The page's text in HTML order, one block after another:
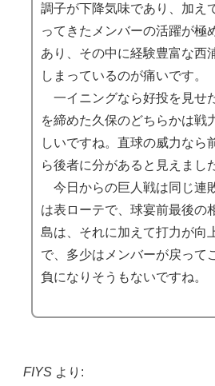
調子が下降気味であり、加え
ってきたメンバーの活躍が極
あり、その中に経験豊富な西
しまっているのが痛いです。
一イニングなら好投を見せ
を締めた久保のどちらかは戦
しいですね。直球の威力なら
ら後者に分があると見えまし
今日からの巨人戦は同じ連
は表ローテで、球宴前最後の
島は、それに加えて打力が向
で、多少はメンバーが戻って
負になりそうもないですね。
FIYS より: